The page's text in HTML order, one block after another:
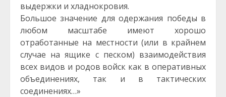
выдержки и хладнокровия.
Большое значение для одержания победы в
любом масштабе имеют хорошо
отработанные на местности (или в крайнем
случае на ящике с песком) взаимодействия
всех видов и родов войск как в оперативных
объединениях, так и в тактических
соединениях…»